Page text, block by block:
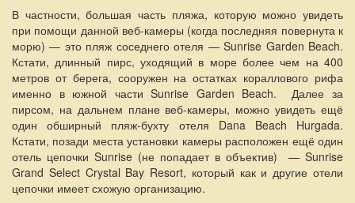
В частности, большая часть пляжа, которую можно увидеть
при помощи данной веб-камеры (когда последняя повернута к
морю) — это пляж соседнего отеля — Sunrise Garden Beach.
Кстати, длинный пирс, уходящий в море более чем на 400
метров от берега, сооружен на остатках кораллового рифа
именно в южной части Sunrise Garden Beach. Далее за
пирсом, на дальнем плане веб-камеры, можно увидеть ещё
один обширный пляж-бухту отеля Dana Beach Hurgada.
Кстати, позади места установки камеры расположен ещё один
отель цепочки Sunrise (не попадает в объектив) — Sunrise
Grand Select Crystal Bay Resort, который как и другие отели
цепочки имеет схожую организацию.